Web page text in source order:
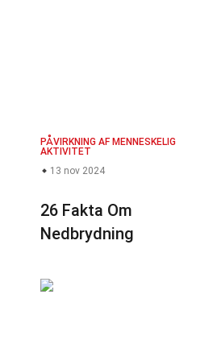
PÅVIRKNING AF MENNESKELIG
AKTIVITET
13 nov 2024
26 Fakta Om
Nedbrydning